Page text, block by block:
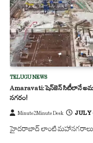
TELUGU NEWS
Amaravati: షెన్‌జెన్ సిటీలానే
నగరం!
Minute2Minute Desk JULY
హైదరాబాద్ లాంటి మహానగరాలు